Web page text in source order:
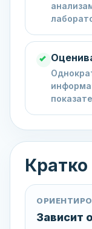
Кратко
Зависит